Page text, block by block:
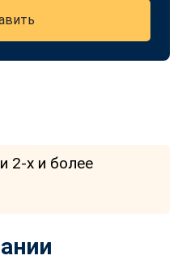
2-х и более